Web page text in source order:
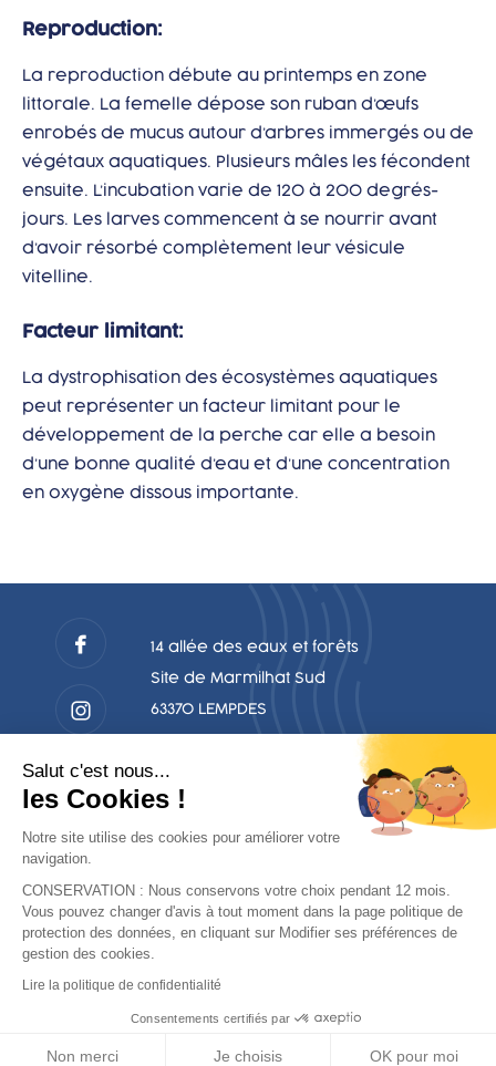
Salut c'est nous...
les Cookies !
Notre site utilise des cookies pour améliorer votre
navigation.
CONSERVATION : Nous conservons votre choix pendant 12 mois.
Vous pouvez changer d'avis à tout moment dans la page politique de
protection des données, en cliquant sur Modifier ses préférences de
gestion des cookies.
Lire la politique de confidentialité
Consentements certifiés par
Non merci Je choisis OK pour moi
Reproduction:
La reproduction débute au printemps en zone
littorale. La femelle dépose son ruban d’œufs
enrobés de mucus autour d’arbres immergés ou de
végétaux aquatiques. Plusieurs mâles les fécondent
ensuite. L’incubation varie de 120 à 200 degrés-
jours. Les larves commencent à se nourrir avant
d’avoir résorbé complètement leur vésicule
vitelline.
Facteur limitant:
La dystrophisation des écosystèmes aquatiques
peut représenter un facteur limitant pour le
développement de la perche car elle a besoin
d’une bonne qualité d’eau et d’une concentration
en oxygène dissous importante.
14 allée des eaux et forêts
Site de Marmilhat Sud
63370 LEMPDES
accueil@peche63.com
NOUS CONTACTER
légales